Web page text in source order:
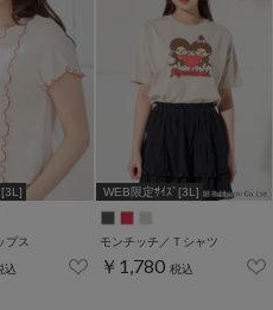
[3L]
プス
込
WEB限定ｻｲｽﾞ[3L]
モンチッチ／Ｔシャツ
￥1,780 税込